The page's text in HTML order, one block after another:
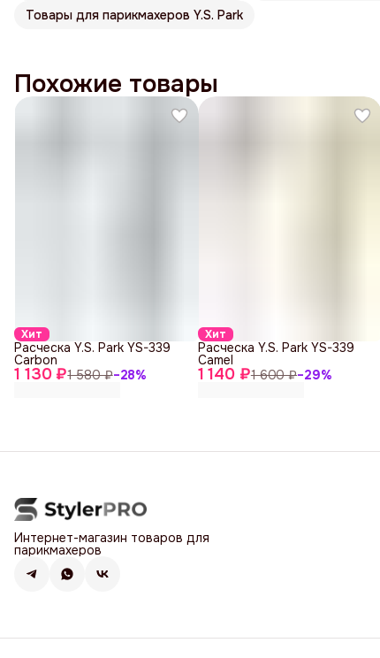
Товары для парикмахеров Y.S. Park
Похожие товары
Хит
1 130 ₽1 580 ₽−28%
Расческа Y.S. Park YS-339
Carbon
Хит
1 140 ₽1 600 ₽−29%
Расческа Y.S. Park YS-339
Camel
Интернет-магазин товаров для
парикмахеров